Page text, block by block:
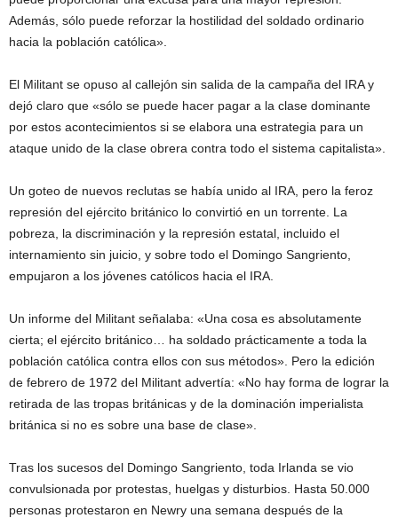
Además, sólo puede reforzar la hostilidad del soldado ordinario
hacia la población católica».
El Militant se opuso al callejón sin salida de la campaña del IRA y
dejó claro que «sólo se puede hacer pagar a la clase dominante
por estos acontecimientos si se elabora una estrategia para un
ataque unido de la clase obrera contra todo el sistema capitalista».
Un goteo de nuevos reclutas se había unido al IRA, pero la feroz
represión del ejército británico lo convirtió en un torrente. La
pobreza, la discriminación y la represión estatal, incluido el
internamiento sin juicio, y sobre todo el Domingo Sangriento,
empujaron a los jóvenes católicos hacia el IRA.
Un informe del Militant señalaba: «Una cosa es absolutamente
cierta; el ejército británico… ha soldado prácticamente a toda la
población católica contra ellos con sus métodos». Pero la edición
de febrero de 1972 del Militant advertía: «No hay forma de lograr la
retirada de las tropas británicas y de la dominación imperialista
británica si no es sobre una base de clase».
Tras los sucesos del Domingo Sangriento, toda Irlanda se vio
convulsionada por protestas, huelgas y disturbios. Hasta 50.000
personas protestaron en Newry una semana después de la